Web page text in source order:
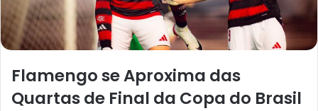
Flamengo se Aproxima das
Quartas de Final da Copa do Brasil